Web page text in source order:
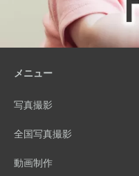
メニュー
写真撮影
全国写真撮影
動画制作